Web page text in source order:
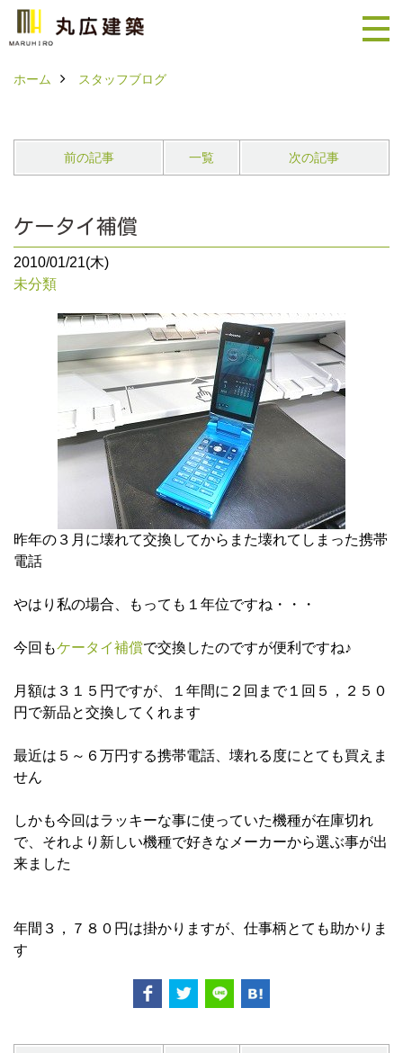
ホーム スタッフブログ
前の記事 一覧 次の記事
ケータイ補償
2010/01/21(木)
未分類
昨年の３月に壊れて交換してからまた壊れてしまった携帯
電話
やはり私の場合、もっても１年位ですね・・・
今回もケータイ補償で交換したのですが便利ですね♪
月額は３１５円ですが、１年間に２回まで１回５，２５０
円で新品と交換してくれます
最近は５～６万円する携帯電話、壊れる度にとても買えま
せん
しかも今回はラッキーな事に使っていた機種が在庫切れ
で、それより新しい機種で好きなメーカーから選ぶ事が出
来ました
年間３，７８０円は掛かりますが、仕事柄とても助かりま
す